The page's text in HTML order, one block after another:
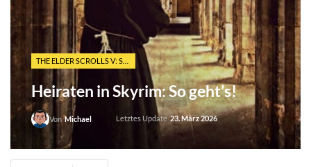
Heiraten in Skyrim: So geht’s!
Von Michael Letztes Update23. März 2026